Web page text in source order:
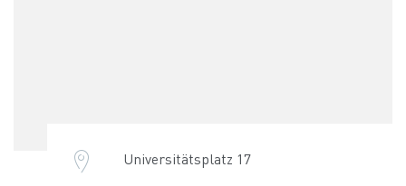
Universitätsplatz 17